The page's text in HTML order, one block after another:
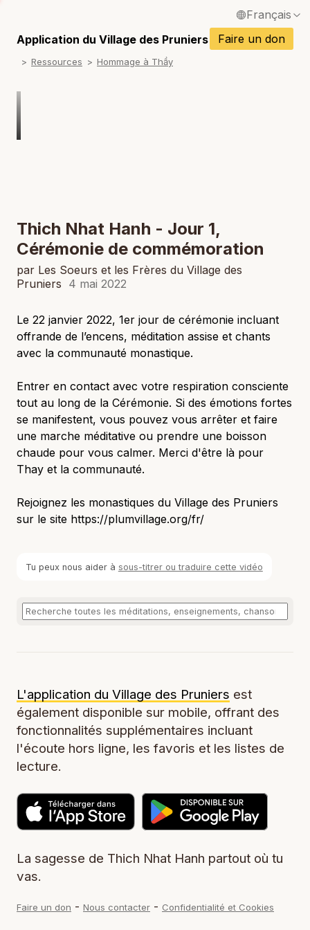
Français
English / Anglais
Application du Village des Pruniers Faire un don
Ressources Hommage à Thầy
Thich Nhat Hanh - Jour 1,
Cérémonie de commémoration
par Les Soeurs et les Frères du Village des
Pruniers 4 mai 2022
Le 22 janvier 2022, 1er jour de cérémonie incluant
offrande de l’encens, méditation assise et chants
avec la communauté monastique.
Entrer en contact avec votre respiration consciente
tout au long de la Cérémonie. Si des émotions fortes
se manifestent, vous pouvez vous arrêter et faire
une marche méditative ou prendre une boisson
chaude pour vous calmer. Merci d'être là pour
Thay et la communauté.
Rejoignez les monastiques du Village des Pruniers
sur le site https://plumvillage.org/fr/
Tu peux nous aider à sous-titrer ou traduire cette vidéo
L'application du Village des Pruniers est
également disponible sur mobile, offrant des
fonctionnalités supplémentaires incluant
l'écoute hors ligne, les favoris et les listes de
lecture.
La sagesse de Thich Nhat Hanh partout où tu
vas.
Faire un don - Nous contacter - Confidentialité et Cookies